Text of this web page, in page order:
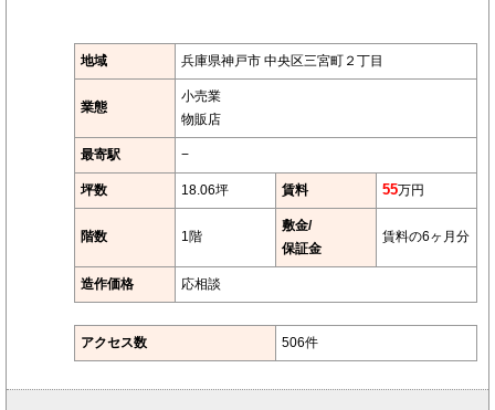
地域 兵庫県神戸市 中央区三宮町２丁目
業態
小売業
物販店
最寄駅 −
坪数 18.06坪 賃料 55万円
階数 1階
敷金/
保証金
賃料の6ヶ月分
造作価格 応相談
アクセス数 506件